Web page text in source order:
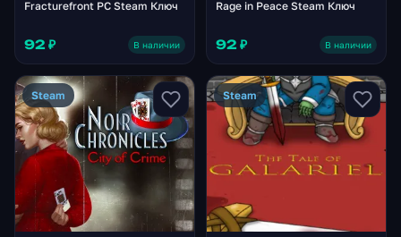
Fracturefront PC Steam Ключ
92 ₽ В наличии
Rage in Peace Steam Ключ
92 ₽ В наличии
Steam Steam